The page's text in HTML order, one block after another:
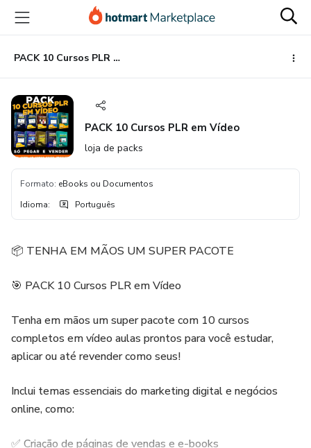
para
conteúdo
principal
para
pagamento
para
rodapé
PACK 10 Cursos PLR em Vídeo
PACK 10 Cursos PLR em Vídeo
loja de packs
Formato: eBooks ou Documentos
Idioma: Português
📦 TENHA EM MÃOS UM SUPER PACOTE
🎯 PACK 10 Cursos PLR em Vídeo
Tenha em mãos um super pacote com 10 cursos
completos em vídeo aulas prontos para você estudar,
aplicar ou até revender como seus!
Inclui temas essenciais do marketing digital e negócios
online, como:
✅ Criação de páginas de vendas e e-books